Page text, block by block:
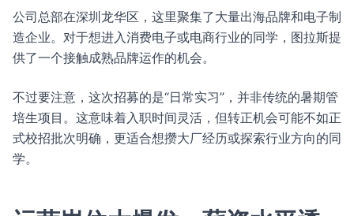
公司总部在深圳龙华区，这里聚集了大量出海品牌和电子制
造企业。对于想进入消费电子或电商行业的同学，图拉斯提
供了一个接触成熟品牌运作的机会。
不过要注意，这次招募的是“日常实习”，并非传统的暑期管
培生项目。这意味着入职时间灵活，但转正机会可能不如正
式校招批次明确，更适合想攒大厂经历或探索行业方向的同
学。